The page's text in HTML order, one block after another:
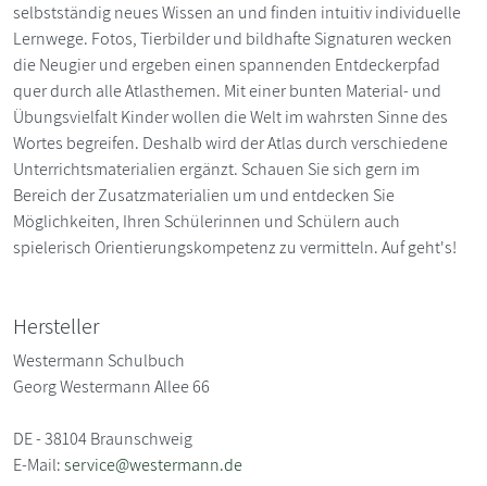
selbstständig neues Wissen an und finden intuitiv individuelle
Lernwege. Fotos, Tierbilder und bildhafte Signaturen wecken
die Neugier und ergeben einen spannenden Entdeckerpfad
quer durch alle Atlasthemen. Mit einer bunten Material- und
Übungsvielfalt Kinder wollen die Welt im wahrsten Sinne des
Wortes begreifen. Deshalb wird der Atlas durch verschiedene
Unterrichtsmaterialien ergänzt. Schauen Sie sich gern im
Bereich der Zusatzmaterialien um und entdecken Sie
Möglichkeiten, Ihren Schülerinnen und Schülern auch
spielerisch Orientierungskompetenz zu vermitteln. Auf geht's!
Hersteller
Westermann Schulbuch
Georg Westermann Allee 66
DE - 38104 Braunschweig
E-Mail:service@westermann.de